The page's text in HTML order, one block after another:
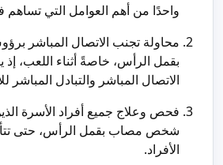
واحدًا من أهم العوامل التي
محاولة تجنب الاتصال المباشر
بقمل الرأس، خاصةً أثناء اللعب،
الاتصال المباشر والتبادل
فحص وعلاج جميع أفراد الأسرة
شخص مصاب بقمل الرأس، حتى
الأفراد.